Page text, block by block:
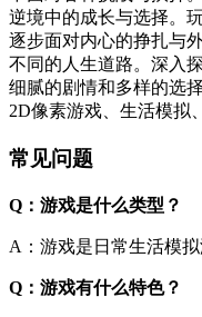
逆境中的成长与选择。
逐步面对内心的挣扎与
不同的人生道路。深入
细腻的剧情和多样的选
2D像素游戏、生活模拟
常见问题
Q：游戏是什么类型？
A：游戏是日常生活模
Q：游戏有什么特色？